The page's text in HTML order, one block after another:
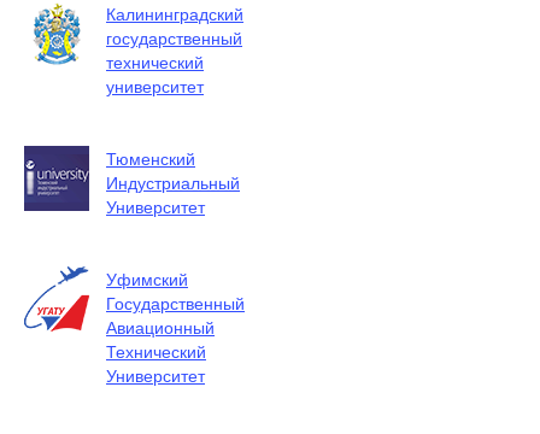
Калининградский
государственный
технический
университет
Тюменский
Индустриальный
Университет
Уфимский
Государственный
Авиационный
Технический
Университет